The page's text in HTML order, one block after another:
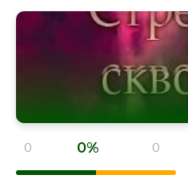
0 0% 0